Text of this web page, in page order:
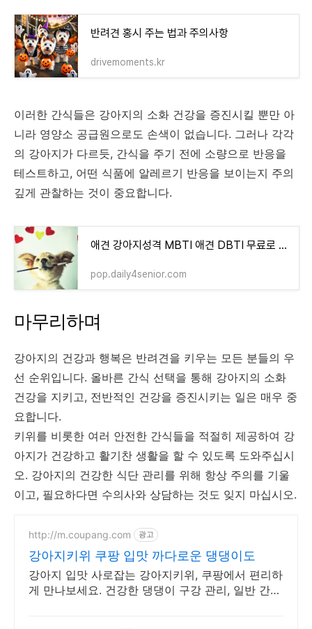
반려견 홍시 주는 법과 주의사항
drivemoments.kr
이러한 간식들은 강아지의 소화 건강을 증진시킬 뿐만 아
니라 영양소 공급원으로도 손색이 없습니다. 그러나 각각
의 강아지가 다르듯, 간식을 주기 전에 소량으로 반응을
테스트하고, 어떤 식품에 알레르기 반응을 보이는지 주의
깊게 관찰하는 것이 중요합니다.
애견 강아지성격 MBTI 애견 DBTI 무료로 알아보세요
pop.daily4senior.com
마무리하며
강아지의 건강과 행복은 반려견을 키우는 모든 분들의 우
선 순위입니다. 올바른 간식 선택을 통해 강아지의 소화
건강을 지키고, 전반적인 건강을 증진시키는 일은 매우 중
요합니다.
키위를 비롯한 여러 안전한 간식들을 적절히 제공하여 강
아지가 건강하고 활기찬 생활을 할 수 있도록 도와주십시
오. 강아지의 건강한 식단 관리를 위해 항상 주의를 기울
이고, 필요하다면 수의사와 상담하는 것도 잊지 마십시오.
http://m.coupang.com 광고
강아지키위 쿠팡 입맛 까다로운 댕댕이도
강아지 입맛 사로잡는 강아지키위, 쿠팡에서 편리하
게 만나보세요. 건강한 댕댕이 구강 관리, 일반 간